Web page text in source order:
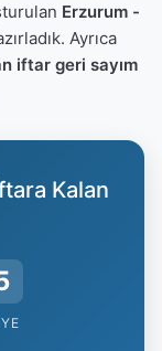
Erzurum -
Ayrıca
iftar geri sayım
Kalan